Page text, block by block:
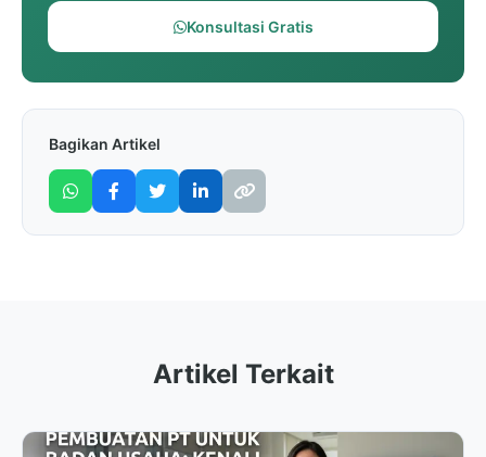
Konsultasi Gratis
Bagikan Artikel
Artikel Terkait